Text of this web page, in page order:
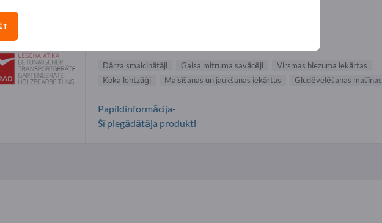
Dārza smalcinātāji Gaisa mitruma savācēji
Virsmas biezuma iekārtas
Koka lentzāģi
Maisīšanas un jaukšanas iekārtas Gludēvelēšanas mašīnas
Papildinformācija-
Šī piegādātāja produkti